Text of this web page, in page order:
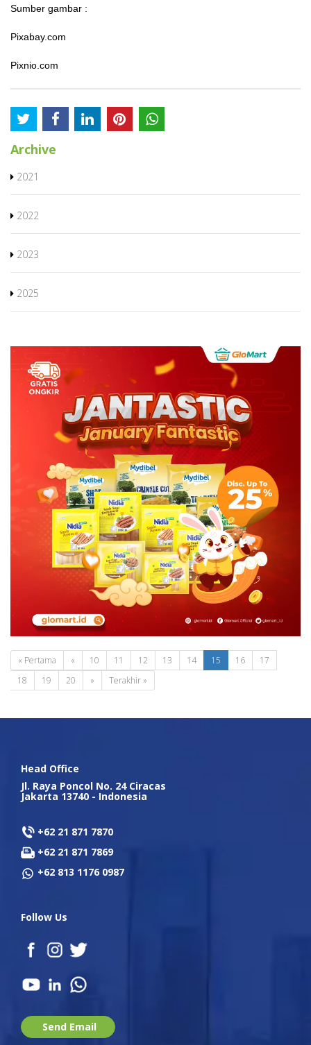
Sumber gambar :
Pixabay.com
Pixnio.com
Archive
2021
2022
2023
2025
« Pertama « 10 11 12 13 14 15 16
17
18
19 20 » Terakhir »
Head Office
Jl. Raya Poncol No. 24 Ciracas
Jakarta 13740 - Indonesia
+62 21 871 7870
+62 21 871 7869
+62 813 1176 0987
Follow Us
Send Email